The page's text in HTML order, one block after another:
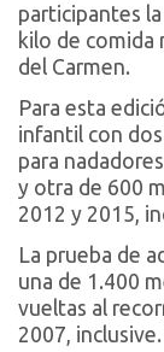
participantes
kilo de comida
del Carmen.
Para esta
infantil con
para
y otra de 600
2012 y 2015,
La prueba de
una de 1.400
vueltas al
2007, inclusive.